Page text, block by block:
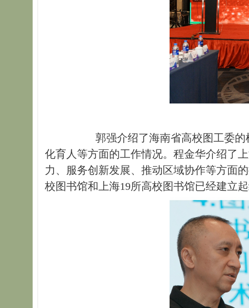
郭强介绍了海南省高校图工委的机
化育人等方面的工作情况。程金华介绍了
力、服务创新发展、推动区域协作等方面
校图书馆和上海19所高校图书馆已经建立起